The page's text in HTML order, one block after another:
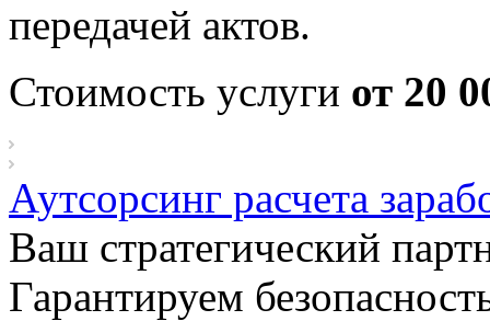
передачей актов.
Стоимость услуги от 20
Аутсорсинг расчета
Ваш стратегический
Гарантируем